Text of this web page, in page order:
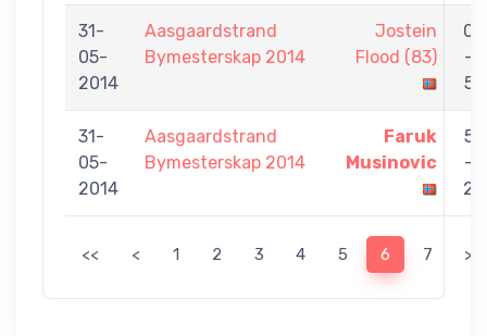
31-
05-
2014
Aasgaardstrand
Bymesterskap 2014
Jostein
Flood (83)
0
-
5
31-
05-
2014
Aasgaardstrand
Bymesterskap 2014
Faruk
Musinovic
5
-
2
<< < 1 2 3 4 5 6 7 >